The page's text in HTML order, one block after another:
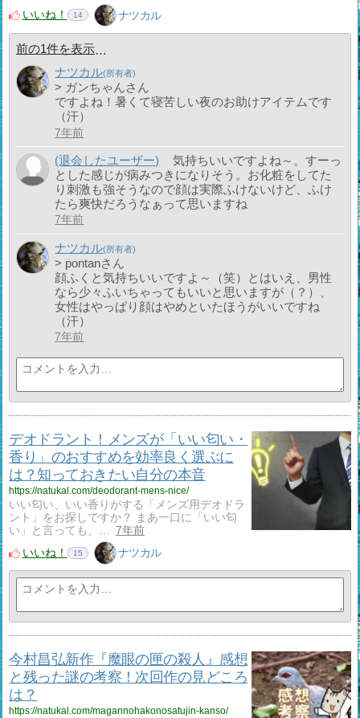
いいね！
14 ナツカル
前の1件を表示
ナツカル
> ガンちゃんさん
ですよね！暑くて寝苦しい夜のお助けアイテムです
（汗）
7年前
(退会したユーザー)
気持ちいいですよね～。すーっ
とした感じが病みつきになりそう。お化粧をしてた
り刺激も強そうなので顔は実際ふけないけど、ふけ
たら爽快だろうなぁって思いますね
7年前
ナツカル
> pontanさん
顔ふくと気持ちいいですよ～（笑）とはいえ、男性
なら少々ふいちゃってもいいと思いますが（？）、
女性はやっぱり顔はやめといたほうがいいですね
（汗）
7年前
デオドラント！メンズが「いい匂い・
香り」のおすすめを効率良く選ぶに
は？知っておきたい自分の本音
https://natukal.com/deodorant-mens-nice/
いい匂い、いい香りがする「メンズ用デオドラ
ント」をお探しですか？ まあ一口に「いい匂
い」と言っても、…
7年前
いいね！
15 ナツカル
今村昌弘新作『魔眼の匣の殺人』感想
と残った謎の考察！次回作の見どころ
は？
https://natukal.com/magannohakonosatujin-kanso/